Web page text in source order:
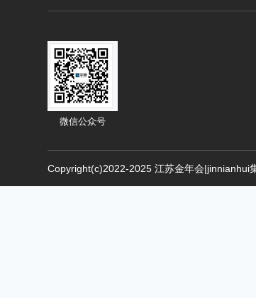
微信公众号
Copyright(c)2022-2025 江苏金年会|jinnianhui